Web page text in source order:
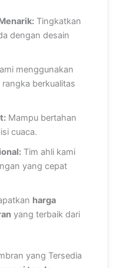
Tingkatkan
dengan desain
menggunakan
berkualitas
Mampu bertahan
cuaca.
Tim ahli kami
yang cepat
harga
yang terbaik dari
yang Tersedia